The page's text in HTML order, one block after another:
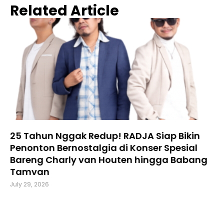
Related Article
25 Tahun Nggak Redup! RADJA Siap Bikin
Penonton Bernostalgia di Konser Spesial
Bareng Charly van Houten hingga Babang
Tamvan
July 29, 2026